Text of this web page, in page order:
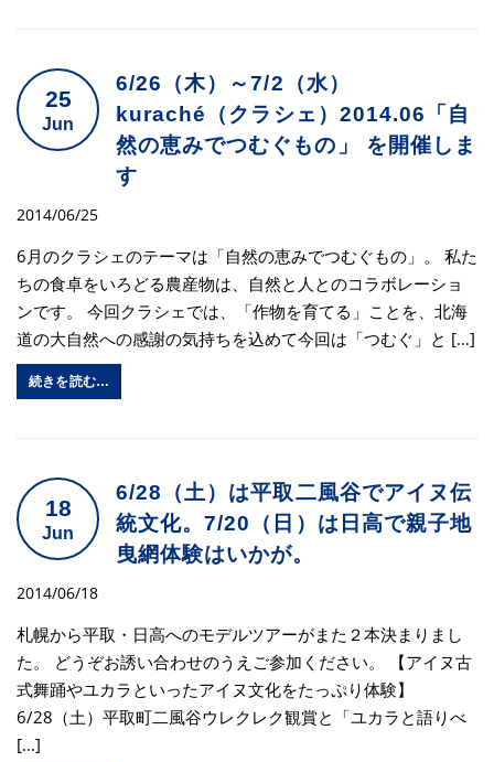
25
Jun
6/26（木）～7/2（水）
kuraché（クラシェ）2014.06「自
然の恵みでつむぐもの」 を開催しま
す
2014/06/25
6月のクラシェのテーマは「自然の恵みでつむぐもの」。 私た
ちの食卓をいろどる農産物は、自然と人とのコラボレーショ
ンです。 今回クラシェでは、「作物を育てる」ことを、北海
道の大自然への感謝の気持ちを込めて今回は「つむぐ」と […]
続きを読む…
18
Jun
6/28（土）は平取二風谷でアイヌ伝
統文化。7/20（日）は日高で親子地
曳網体験はいかが。
2014/06/18
札幌から平取・日高へのモデルツアーがまた２本決まりまし
た。 どうぞお誘い合わせのうえご参加ください。 【アイヌ古
式舞踊やユカラといったアイヌ文化をたっぷり体験】
6/28（土）平取町二風谷ウレクレク観賞と「ユカラと語りべ
[…]